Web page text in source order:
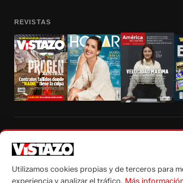
REVISTAS
autorización escrita de su titular, de todos los contenidos
Utilizamos cookies propias y de terceros para
experiencia y analizar el tráfico. Más